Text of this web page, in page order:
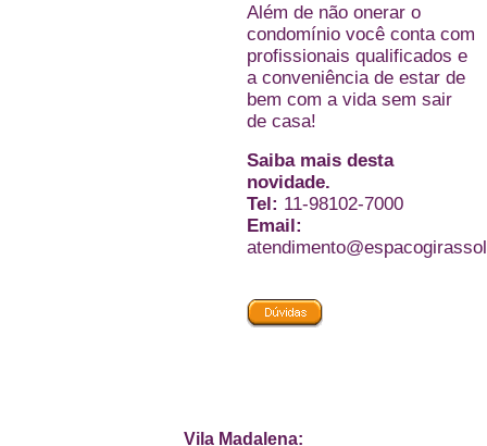
Além de não onerar o
condomínio você conta com
profissionais qualificados e
a conveniência de estar de
bem com a vida sem sair
de casa!
Saiba mais desta
novidade.
Tel: 11-98102-7000
Email:
Vila Madalena: